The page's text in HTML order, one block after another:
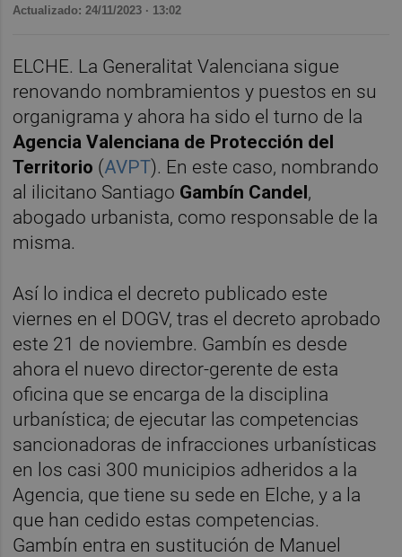
Actualizado: 24/11/2023 · 13:02
ELCHE. La Generalitat Valenciana sigue
renovando nombramientos y puestos en su
organigrama y ahora ha sido el turno de la
Agencia Valenciana de Protección del
Territorio (AVPT). En este caso, nombrando
al ilicitano Santiago Gambín Candel,
abogado urbanista, como responsable de la
misma.
Así lo indica el decreto publicado este
viernes en el DOGV, tras el decreto aprobado
este 21 de noviembre. Gambín es desde
ahora el nuevo director-gerente de esta
oficina que se encarga de la disciplina
urbanística; de ejecutar las competencias
sancionadoras de infracciones urbanísticas
en los casi 300 municipios adheridos a la
Agencia, que tiene su sede en Elche, y a la
que han cedido estas competencias.
Gambín entra en sustitución de Manuel